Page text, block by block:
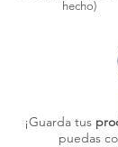
hecho)
¡Guarda tus
puedas